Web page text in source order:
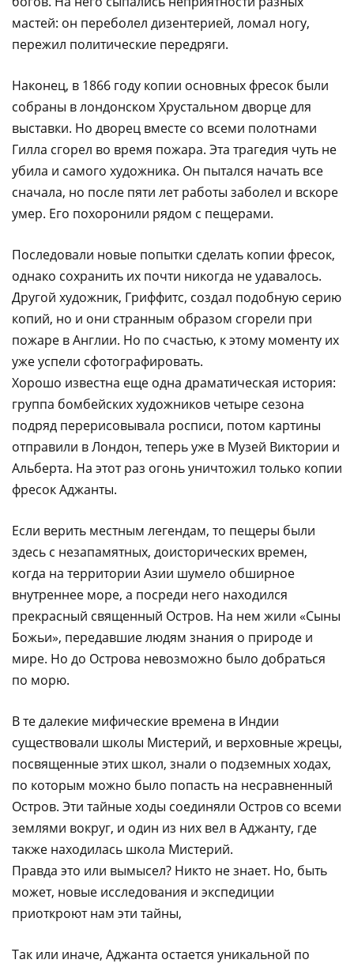
мастей: он переболел дизентерией, ломал ногу,
пережил политические передряги.
Наконец, в 1866 году копии основных фресок были
собраны в лондонском Хрустальном дворце для
выставки. Но дворец вместе со всеми полотнами
Гилла сгорел во время пожара. Эта трагедия чуть не
убила и самого художника. Он пытался начать все
сначала, но после пяти лет работы заболел и вскоре
умер. Его похоронили рядом с пещерами.
Последовали новые попытки сделать копии фресок,
однако сохранить их почти никогда не удавалось.
Другой художник, Гриффитс, создал подобную серию
копий, но и они странным образом сгорели при
пожаре в Англии. Но по счастью, к этому моменту их
уже успели сфотографировать.
Хорошо известна еще одна драматическая история:
группа бомбейских художников четыре сезона
подряд перерисовывала росписи, потом картины
отправили в Лондон, теперь уже в Музей Виктории и
Альберта. На этот раз огонь уничтожил только копии
фресок Аджанты.
Если верить местным легендам, то пещеры были
здесь с незапамятных, доисторических времен,
когда на территории Азии шумело обширное
внутреннее море, а посреди него находился
прекрасный священный Остров. На нем жили «Сыны
Божьи», передавшие людям знания о природе и
мире. Но до Острова невозможно было добраться
по морю.
В те далекие мифические времена в Индии
существовали школы Мистерий, и верховные жрецы,
посвященные этих школ, знали о подземных ходах,
по которым можно было попасть на несравненный
Остров. Эти тайные ходы соединяли Остров со всеми
землями вокруг, и один из них вел в Аджанту, где
также находилась школа Мистерий.
Правда это или вымысел? Никто не знает. Но, быть
может, новые исследования и экспедиции
приоткроют нам эти тайны,
Так или иначе, Аджанта остается уникальной по